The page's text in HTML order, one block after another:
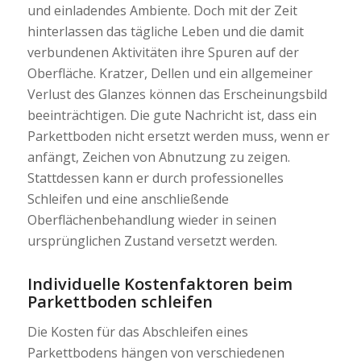
und einladendes Ambiente. Doch mit der Zeit
hinterlassen das tägliche Leben und die damit
verbundenen Aktivitäten ihre Spuren auf der
Oberfläche. Kratzer, Dellen und ein allgemeiner
Verlust des Glanzes können das Erscheinungsbild
beeinträchtigen. Die gute Nachricht ist, dass ein
Parkettboden nicht ersetzt werden muss, wenn er
anfängt, Zeichen von Abnutzung zu zeigen.
Stattdessen kann er durch professionelles
Schleifen und eine anschließende
Oberflächenbehandlung wieder in seinen
ursprünglichen Zustand versetzt werden.
Individuelle Kostenfaktoren beim
Parkettboden schleifen
Die Kosten für das Abschleifen eines
Parkettbodens hängen von verschiedenen